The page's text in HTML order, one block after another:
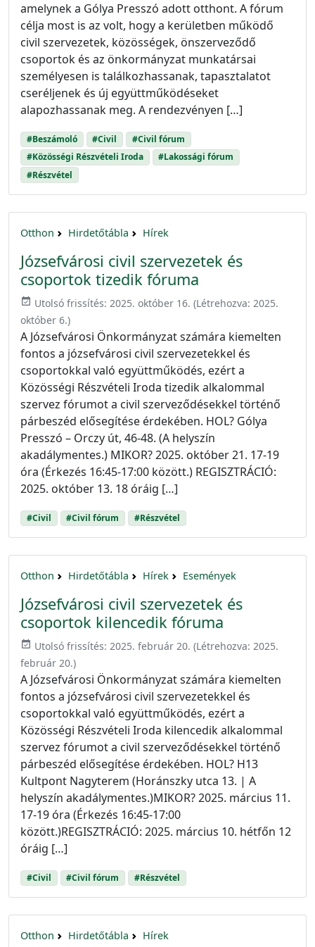
amelynek a Gólya Presszó adott otthont. A fórum
célja most is az volt, hogy a kerületben működő
civil szervezetek, közösségek, önszerveződő
csoportok és az önkormányzat munkatársai
személyesen is találkozhassanak, tapasztalatot
cseréljenek és új együttműködéseket
alapozhassanak meg. A rendezvényen […]
#Beszámoló #Civil
#Civil fórum
#Közösségi Részvételi Iroda
#Lakossági fórum
#Részvétel
Otthon Hirdetőtábla Hírek
Józsefvárosi civil szervezetek és
csoportok tizedik fóruma
event_available Utolsó frissítés: 2025. október 16. (Létrehozva: 2025.
október 6.)
A Józsefvárosi Önkormányzat számára kiemelten
fontos a józsefvárosi civil szervezetekkel és
csoportokkal való együttműködés, ezért a
Közösségi Részvételi Iroda tizedik alkalommal
szervez fórumot a civil szerveződésekkel történő
párbeszéd elősegítése érdekében. HOL? Gólya
Presszó – Orczy út, 46-48. (A helyszín
akadálymentes.) MIKOR? 2025. október 21. 17-19
óra (Érkezés 16:45-17:00 között.) REGISZTRÁCIÓ:
2025. október 13. 18 óráig […]
#Civil #Civil fórum #Részvétel
Otthon Hirdetőtábla Hírek Események
Józsefvárosi civil szervezetek és
csoportok kilencedik fóruma
event_available Utolsó frissítés: 2025. február 20. (Létrehozva: 2025.
február 20.)
A Józsefvárosi Önkormányzat számára kiemelten
fontos a józsefvárosi civil szervezetekkel és
csoportokkal való együttműködés, ezért a
Közösségi Részvételi Iroda kilencedik alkalommal
szervez fórumot a civil szerveződésekkel történő
párbeszéd elősegítése érdekében. HOL? H13
Kultpont Nagyterem (Horánszky utca 13. | A
helyszín akadálymentes.)MIKOR? 2025. március 11.
17-19 óra (Érkezés 16:45-17:00
között.)REGISZTRÁCIÓ: 2025. március 10. hétfőn 12
óráig […]
#Civil #Civil fórum #Részvétel
Otthon Hirdetőtábla Hírek